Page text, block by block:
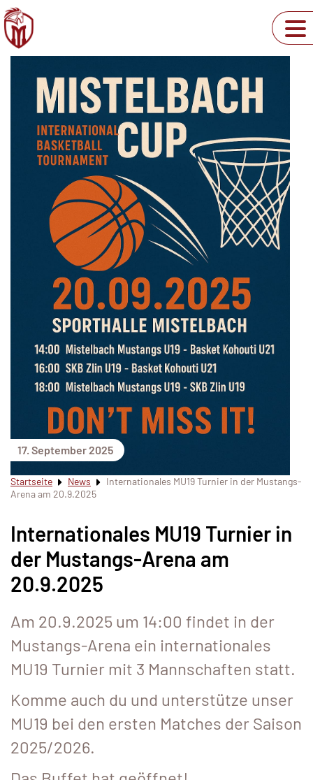
17. September 2025
Startseite News
Internationales MU19 Turnier in der Mustangs-
Arena am 20.9.2025
Internationales MU19 Turnier in
der Mustangs-Arena am
20.9.2025
Am 20.9.2025 um 14:00 findet in der
Mustangs-Arena ein internationales
MU19 Turnier mit 3 Mannschaften statt.
Komme auch du und unterstütze unser
MU19 bei den ersten Matches der Saison
2025/2026.